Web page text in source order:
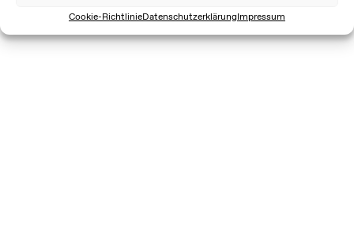
Cookie-RichtlinieDatenschutzerklärungImpressum